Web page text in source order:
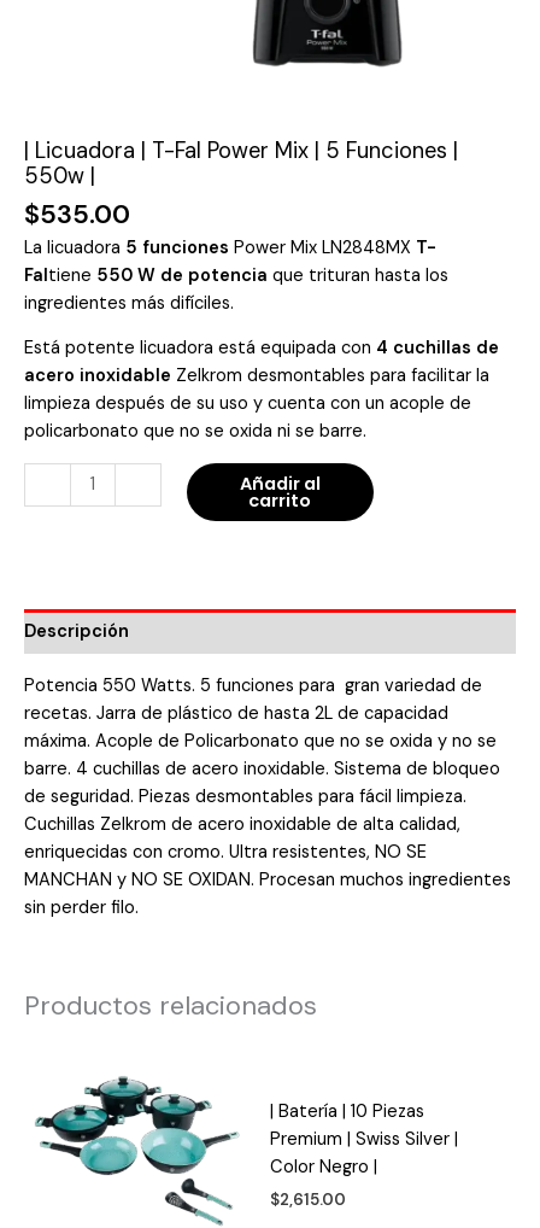
| Licuadora | T-Fal Power Mix | 5 Funciones |
550w |
$535.00
La licuadora 5 funciones Power Mix LN2848MX T-
Faltiene 550 W de potencia que trituran hasta los
ingredientes más difíciles.
Está potente licuadora está equipada con 4 cuchillas de
acero inoxidable Zelkrom desmontables para facilitar la
limpieza después de su uso y cuenta con un acople de
policarbonato que no se oxida ni se barre.
Añadir al
carrito
Descripción
Potencia 550 Watts. 5 funciones para gran variedad de
recetas. Jarra de plástico de hasta 2L de capacidad
máxima. Acople de Policarbonato que no se oxida y no se
barre. 4 cuchillas de acero inoxidable. Sistema de bloqueo
de seguridad. Piezas desmontables para fácil limpieza.
Cuchillas Zelkrom de acero inoxidable de alta calidad,
enriquecidas con cromo. Ultra resistentes, NO SE
MANCHAN y NO SE OXIDAN. Procesan muchos ingredientes
sin perder filo.
Productos relacionados
| Batería | 10 Piezas
Premium | Swiss Silver |
Color Negro |
$2,615.00